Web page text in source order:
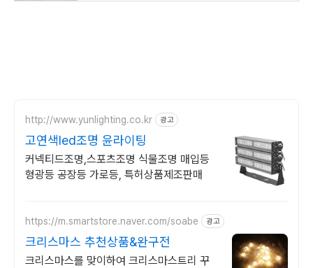
http://www.yunlighting.co.kr 광고
고연색led조명 윤라이팅
커넥티드조명,스포츠조명 식물조명 매입등
형광등 공장등 가로등, 특허상품제조판매
https://m.smartstore.naver.com/soabe 광고
크리스마스 추천상품&완구전
크리스마스를 맞이하여 크리스마스트리 꾸